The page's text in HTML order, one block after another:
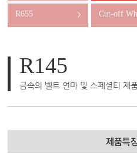
R655 > Cut-off
R145
금속의 벨트 연마 및 스페셜티 제